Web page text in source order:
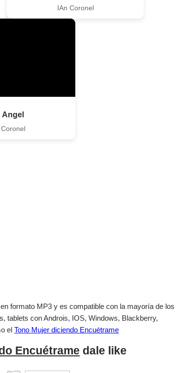
IAn Coronel
Angel
Coronel
formato MP3 y es compatible con la mayoría de los
tablets con Androis, IOS, Windows, Blackberry,
el Tono Mujer diciendo Encuétrame
Encuétrame dale like